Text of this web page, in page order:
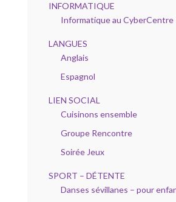
INFORMATIQUE
Informatique au CyberCentre
LANGUES
Anglais
Espagnol
LIEN SOCIAL
Cuisinons ensemble
Groupe Rencontre
Soirée Jeux
SPORT – DÉTENTE
Danses sévillanes – pour